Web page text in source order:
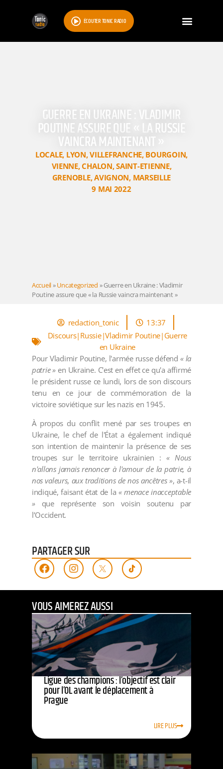
ÉCOUTER TONIC RADIO
GUERRE EN UKRAINE : VLADIMIR
POUTINE ASSURE QUE « LA RUSSIE
VAINCRA MAINTENANT »
LOCALE, LYON,VILLEFRANCHE, BOURGOIN,
VIENNE,CHALON,SAINT-ETIENNE,
GRENOBLE,AVIGNON, MARSEILLE
9 MAI 2022
Accueil»Uncategorized »Guerre en Ukraine : Vladimir
Poutine assure que « la Russie vaincra maintenant »
redaction_tonic
13:37
Discours|Russie|Vladimir Poutine|Guerre
en Ukraine
Pour Vladimir Poutine, l'armée russe défend « la
patrie » en Ukraine. C'est en effet ce qu'a affirmé
le président russe ce lundi, lors de son discours
tenu en ce jour de commémoration de la
victoire soviétique sur les nazis en 1945.
À propos du conflit mené par ses troupes en
Ukraine, le chef de l'État a également indiqué
son intention de maintenir la présence de ses
troupes sur le territoire ukrainien :« Nous
n'allons jamais renoncer à l'amour de la patrie, à
nos valeurs, aux traditions de nos ancêtres », a-t-il
indiqué, faisant état de la « menace inacceptable
»que représente son voisin soutenu par
l’Occident.
PARTAGER SUR
VOUS AIMEREZ AUSSI
Ligue des champions : l’objectif est clair
pour l’OL avant le déplacement à
Prague
LIRE PLUS